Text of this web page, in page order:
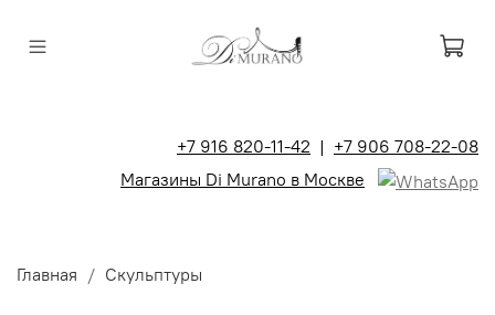
+7 916 820-11-42 | +7 906 708-22-08
Магазины Di Murano в Москве
Главная Скульптуры